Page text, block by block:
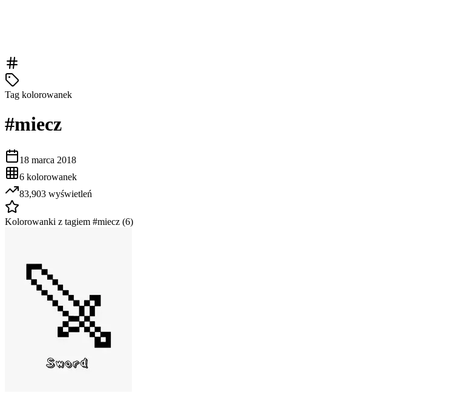
Tag kolorowanek
#miecz
18 marca 2018
6 kolorowanek
83,903 wyświetleń
Kolorowanki z tagiem #miecz (6)